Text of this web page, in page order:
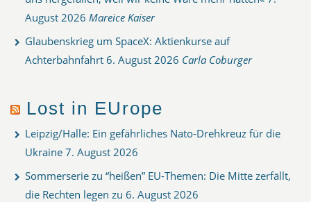
August 2026 Mareice Kaiser
Glaubenskrieg um SpaceX: Aktienkurse auf
Achterbahnfahrt 6. August 2026 Carla Coburger
Lost in EUrope
Leipzig/Halle: Ein gefährliches Nato-Drehkreuz für die
Ukraine 7. August 2026
Sommerserie zu “heißen” EU-Themen: Die Mitte zerfällt,
die Rechten legen zu 6. August 2026